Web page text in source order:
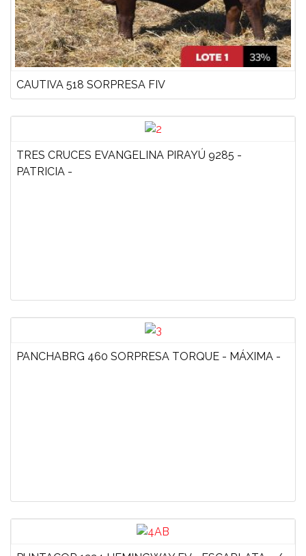
CAUTIVA 518 SORPRESA FIV
TRES CRUCES EVANGELINA PIRAYÚ 9285 -
PATRICIA -
PANCHABRG 460 SORPRESA TORQUE - MÁXIMA -